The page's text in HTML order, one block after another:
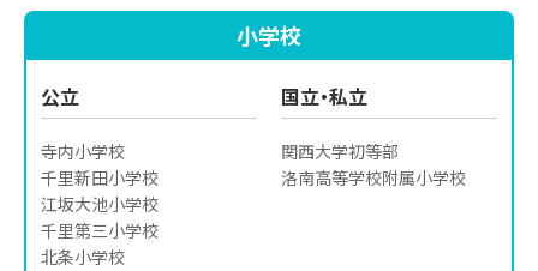
小学校
公立
寺内小学校
千里新田小学校
江坂大池小学校
千里第三小学校
北条小学校
国立・私立
関西大学初等部